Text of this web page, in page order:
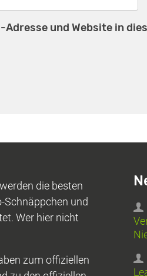
Adresse und Website in
die besten
Schnäppchen und
Wer hier nicht
zum offiziellen